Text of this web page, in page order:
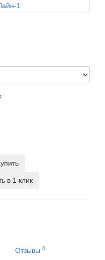
в 1 клик
Отзывы 0